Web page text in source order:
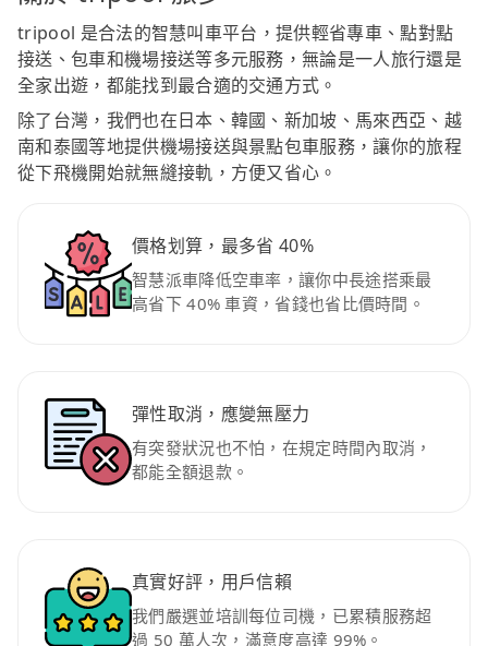
tripool 是合法的智慧叫車平台，提供輕省專車、點對點
接送、包車和機場接送等多元服務，無論是一人旅行還是
全家出遊，都能找到最合適的交通方式。
除了台灣，我們也在日本、韓國、新加坡、馬來西亞、越
南和泰國等地提供機場接送與景點包車服務，讓你的旅程
從下飛機開始就無縫接軌，方便又省心。
價格划算，最多省 40%
智慧派車降低空車率，讓你中長途搭乘最
高省下 40% 車資，省錢也省比價時間。
彈性取消，應變無壓力
有突發狀況也不怕，在規定時間內取消，
都能全額退款。
真實好評，用戶信賴
我們嚴選並培訓每位司機，已累積服務超
過 50 萬人次，滿意度高達 99%。